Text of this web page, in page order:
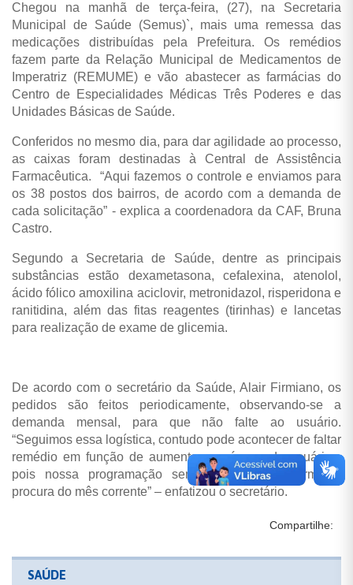
Chegou na manhã de terça-feira, (27), na Secretaria
Municipal de Saúde (Semus)`, mais uma remessa das
medicações distribuídas pela Prefeitura. Os remédios
fazem parte da Relação Municipal de Medicamentos de
Imperatriz (REMUME) e vão abastecer as farmácias do
Centro de Especialidades Médicas Três Poderes e das
Unidades Básicas de Saúde.
Conferidos no mesmo dia, para dar agilidade ao processo,
as caixas foram destinadas à Central de Assistência
Farmacêutica. “Aqui fazemos o controle e enviamos para
os 38 postos dos bairros, de acordo com a demanda de
cada solicitação” - explica a coordenadora da CAF, Bruna
Castro.
Segundo a Secretaria de Saúde, dentre as principais
substâncias estão dexametasona, cefalexina, atenolol,
ácido fólico amoxilina aciclovir, metronidazol, risperidona e
ranitidina, além das fitas reagentes (tirinhas) e lancetas
para realização de exame de glicemia.
De acordo com o secretário da Saúde, Alair Firmiano, os
pedidos são feitos periodicamente, observando-se a
demanda mensal, para que não falte ao usuário.
“Seguimos essa logística, contudo pode acontecer de faltar
remédio em função de aumento no número de usuários,
pois nossa programação sempre é feita conforme a
procura do mês corrente” – enfatizou o secretário.
Compartilhe:
SAÚDE